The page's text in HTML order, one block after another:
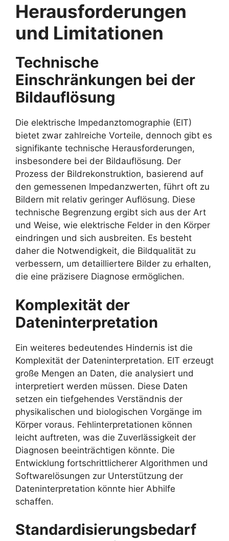
Herausforderungen
und Limitationen
Technische
Einschränkungen bei der
Bildauflösung
Die elektrische Impedanztomographie (EIT)
bietet zwar zahlreiche Vorteile, dennoch gibt es
signifikante technische Herausforderungen,
insbesondere bei der Bildauflösung. Der
Prozess der Bildrekonstruktion, basierend auf
den gemessenen Impedanzwerten, führt oft zu
Bildern mit relativ geringer Auflösung. Diese
technische Begrenzung ergibt sich aus der Art
und Weise, wie elektrische Felder in den Körper
eindringen und sich ausbreiten. Es besteht
daher die Notwendigkeit, die Bildqualität zu
verbessern, um detailliertere Bilder zu erhalten,
die eine präzisere Diagnose ermöglichen.
Komplexität der
Dateninterpretation
Ein weiteres bedeutendes Hindernis ist die
Komplexität der Dateninterpretation. EIT erzeugt
große Mengen an Daten, die analysiert und
interpretiert werden müssen. Diese Daten
setzen ein tiefgehendes Verständnis der
physikalischen und biologischen Vorgänge im
Körper voraus. Fehlinterpretationen können
leicht auftreten, was die Zuverlässigkeit der
Diagnosen beeinträchtigen könnte. Die
Entwicklung fortschrittlicherer Algorithmen und
Softwarelösungen zur Unterstützung der
Dateninterpretation könnte hier Abhilfe
schaffen.
Standardisierungsbedarf